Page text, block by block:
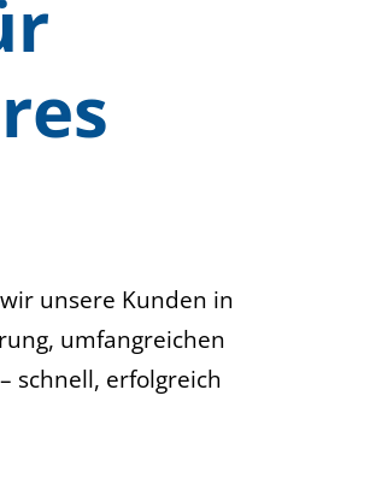
unsere Kunden in
umfangreichen
schnell, erfolgreich